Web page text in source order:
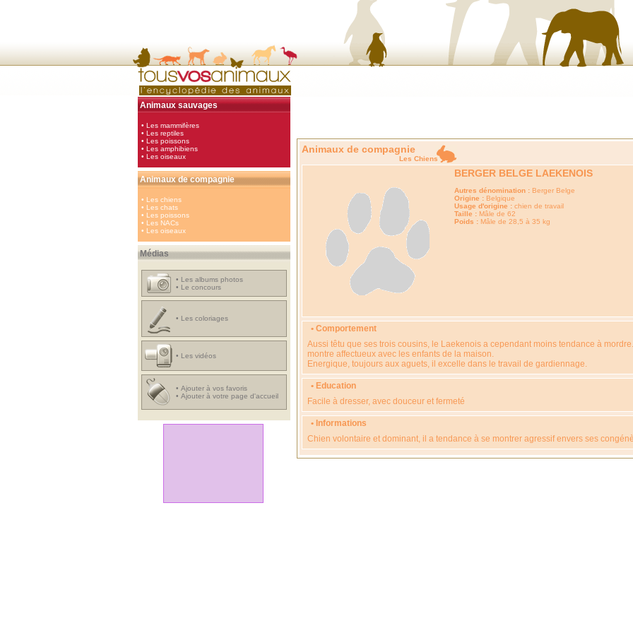
Animaux sauvages
• Les mammifères
• Les reptiles
• Les poissons
• Les amphibiens
• Les oiseaux
Animaux de compagnie
• Les chiens
• Les chats
• Les poissons
• Les NACs
• Les oiseaux
Médias
• Les albums photos
• Le concours
• Les coloriages
• Les vidéos
• Ajouter à vos favoris
• Ajouter à votre page d'accueil
Animaux de compagnie
Les Chiens
BERGER BELGE LAEKENOIS
Autres dénomination : Berger Belge
Origine : Belgique
Usage d'origine : chien de travail
Taille : Mâle de 62
Poids : Mâle de 28,5 à 35 kg
• Comportement
Aussi têtu que ses trois cousins, le Laekenois a cependant moins tendance à
montre affectueux avec les enfants de la maison.
Energique, toujours aux aguets, il excelle dans le travail de gardiennage.
• Education
Facile à dresser, avec douceur et fermeté
• Informations
Chien volontaire et dominant, il a tendance à se montrer agressif envers ses